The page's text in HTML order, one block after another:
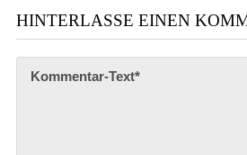
HINTERLASSE EINEN